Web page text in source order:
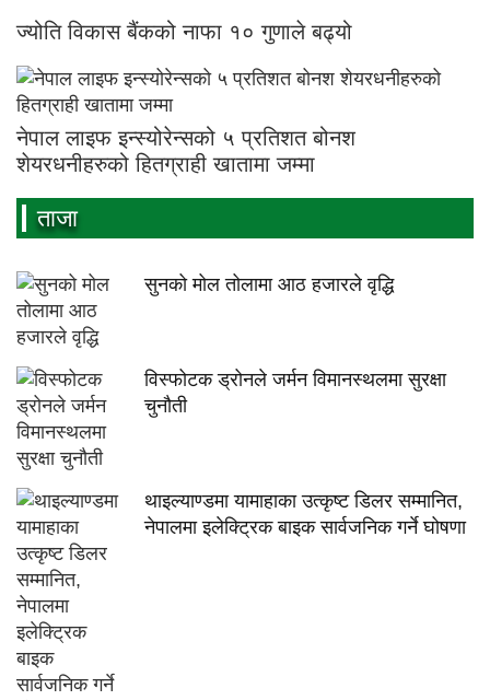
ज्योति विकास बैंकको नाफा १० गुणाले बढ्यो
नेपाल लाइफ इन्स्योरेन्सको ५ प्रतिशत बोनश
शेयरधनीहरुको हितग्राही खातामा जम्मा
ताजा
सुनको मोल तोलामा आठ हजारले वृद्धि
विस्फोटक ड्रोनले जर्मन विमानस्थलमा सुरक्षा
चुनौती
थाइल्याण्डमा यामाहाका उत्कृष्ट डिलर सम्मानित,
नेपालमा इलेक्ट्रिक बाइक सार्वजनिक गर्ने घोषणा